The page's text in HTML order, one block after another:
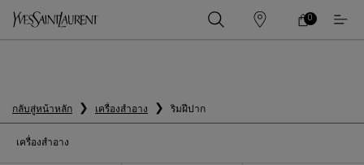
ร้าน
ค้า
ตะกร้า
0
0 PRODUCT IN
กลับสู่หน้าหลัก เครื่องสำอาง ริมฝีปาก
เครื่องสำอาง